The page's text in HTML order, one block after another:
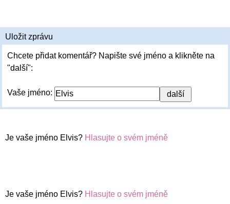
Uložit zprávu
Chcete přidat komentář? Napište své jméno a klikněte na
"další":
Vaše jméno:
Je vaše jméno Elvis? Hlasujte o svém jméně
Je vaše jméno Elvis? Hlasujte o svém jméně